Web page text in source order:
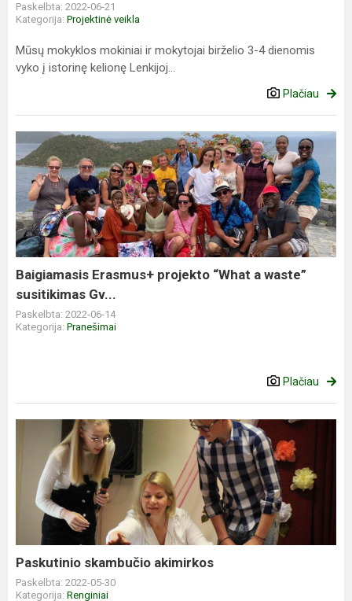
Paskelbta: 2022-06-21
Kategorija: Projektinė veikla
Mūsų mokyklos mokiniai ir mokytojai birželio 3-4 dienomis
vyko į istorinę kelionę Lenkijoj...
Plačiau
Baigiamasis Erasmus+ projekto “What a waste”
susitikimas Gv...
Paskelbta: 2022-06-14
Kategorija: Pranešimai
Plačiau
Paskutinio skambučio akimirkos
Paskelbta: 2022-05-30
Kategorija: Renginiai